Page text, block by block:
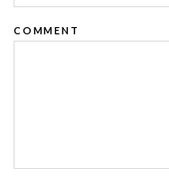
COMMENT